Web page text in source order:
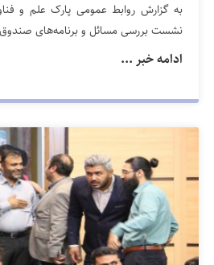
به گزارش روابط عمومی پارک علم و
نشست بررسی مسائل و برنامه‌های
ادامه خبر ...